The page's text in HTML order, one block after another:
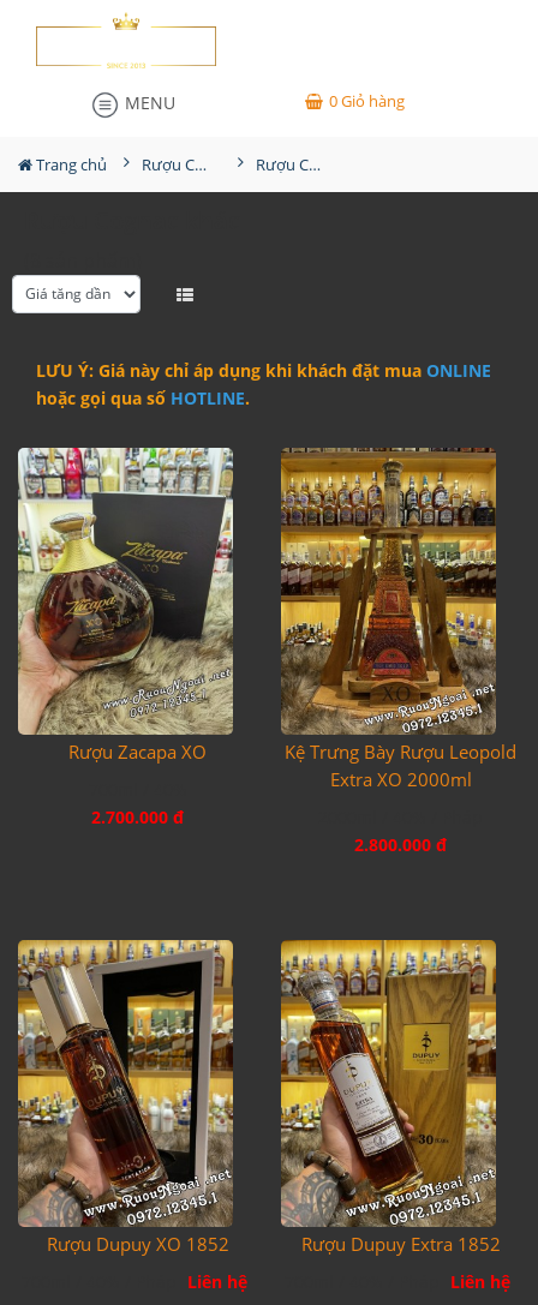
MENU 0Giỏ hàng
Trang chủ Rượu Cognac Rượu Cognac khác
LƯU Ý: Giá này chỉ áp dụng khi khách đặt mua ONLINE
hoặc gọi qua số HOTLINE.
Rượu Zacapa XO
2.700.000 đ
Kệ Trưng Bày Rượu Leopold
Extra XO 2000ml
2.800.000 đ
Rượu Dupuy XO 1852
Liên hệ
Rượu Dupuy Extra 1852
Liên hệ